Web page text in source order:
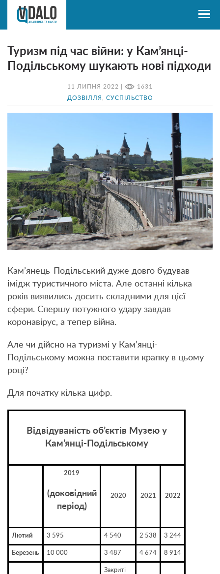
11 ЛИПНЯ 2022 | 1631
ДОЗВІЛЛЯ СУСПІЛЬСТВО
Туризм під час війни: у Кам’янці-
Подільському шукають нові підходи
Кам’янець-Подільський дуже довго будував
імідж туристичного міста. Але останні кілька
років виявились досить складними для цієї
сфери. Спершу потужного удару завдав
коронавірус, а тепер війна.
Але чи дійсно на туризмі у Кам’янці-
Подільському можна поставити крапку в цьому
році?
Для початку кілька цифр.
Відвідуваність об’єктів Музею у
Кам’янці-Подільському
2019
(доковідний
період)
2020 2021 2022
Лютий 3 595 4 540 2 538 3 244
Березень 10 000 3 487 4 674 8 914
Закриті